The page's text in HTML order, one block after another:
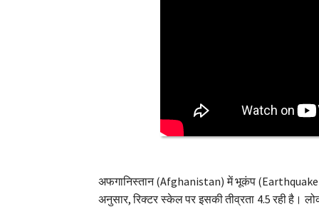
अफगानिस्तान (Afghanistan) में भूकंप
अनुसार, रिक्टर स्केल पर इसकी तीव्रता 4.5 रही